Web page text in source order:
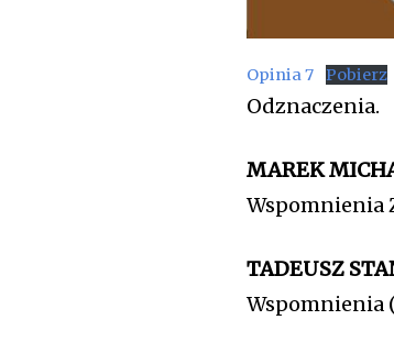
Opinia 7 Pobierz
Odznaczenia.
MAREK
Wspomnienia
TADEUSZ
Wspomnienia